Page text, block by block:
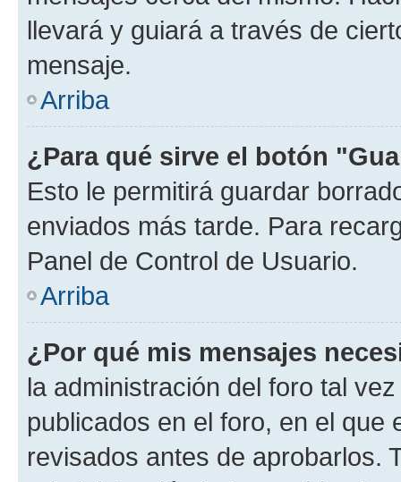
llevará y guiará a través de
mensaje.
Arriba
¿Para qué sirve el botón
Esto le permitirá guardar
enviados más tarde. Para
Panel de Control de Usuario.
Arriba
¿Por qué mis mensajes
la administración del foro tal
publicados en el foro, en el
revisados antes de aprobarlos.